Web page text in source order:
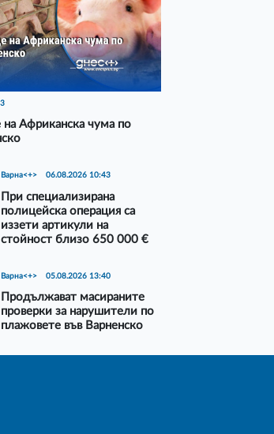
на Африканска чума по
Варна<+> 06.08.2026 10:43
При специализирана
полицейска операция са
иззети артикули на
стойност близо 650 000 €
Варна<+> 05.08.2026 13:40
Продължават масираните
проверки за нарушители по
плажовете във Варненско